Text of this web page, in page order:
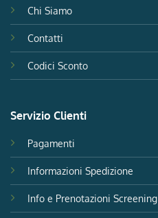
Chi Siamo
Contatti
Codici Sconto
Servizio Clienti
Pagamenti
Informazioni Spedizione
Info e Prenotazioni Screening